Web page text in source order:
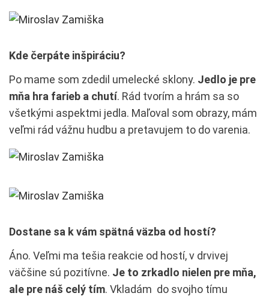
Kde čerpáte inšpiráciu?
Po mame som zdedil umelecké sklony. Jedlo je pre
mňa hra farieb a chutí. Rád tvorím a hrám sa so
všetkými aspektmi jedla. Maľoval som obrazy, mám
veľmi rád vážnu hudbu a pretavujem to do varenia.
Dostane sa k vám spätná väzba od hostí?
Áno. Veľmi ma tešia reakcie od hostí, v drvivej
väčšine sú pozitívne. Je to zrkadlo nielen pre mňa,
ale pre náš celý tím. Vkladám do svojho tímu